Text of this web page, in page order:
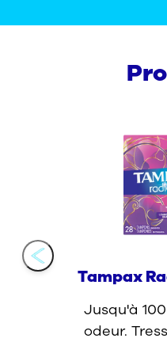
Tampax
Jusqu'à
odeur.